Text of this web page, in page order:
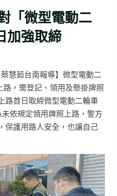
「微型電動二
加強取締
慧茹台南報導】微型電動二
，需登記、領用及懸掛牌照
路首日取締微型電動二輪車
依規定領用牌照上路，警方
保護用路人安全，也讓自己